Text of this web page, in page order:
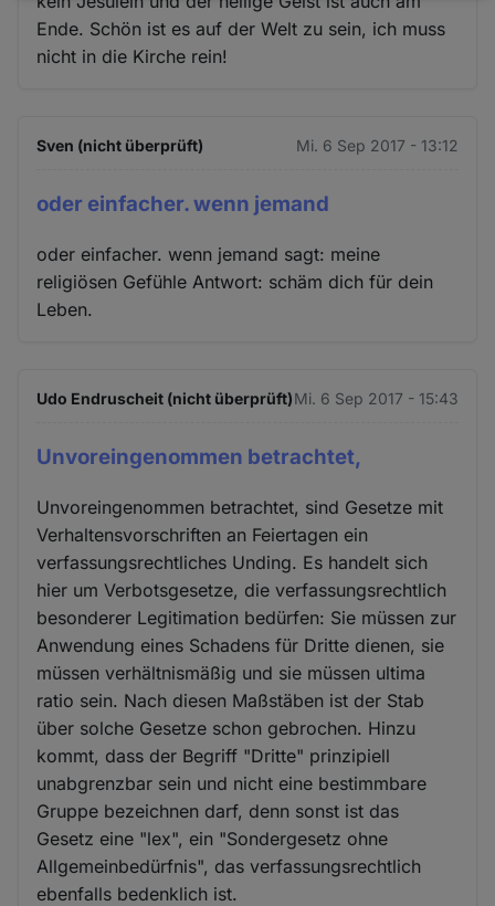
Ende. Schön ist es auf der Welt zu sein, ich muss
nicht in die Kirche rein!
Sven (nicht überprüft) Mi. 6 Sep 2017 - 13:12
oder einfacher. wenn jemand
oder einfacher. wenn jemand sagt: meine
religiösen Gefühle Antwort: schäm dich für dein
Leben.
Udo Endruscheit (nicht überprüft)Mi. 6 Sep 2017 - 15:43
Unvoreingenommen betrachtet,
Unvoreingenommen betrachtet, sind Gesetze mit
Verhaltensvorschriften an Feiertagen ein
verfassungsrechtliches Unding. Es handelt sich
hier um Verbotsgesetze, die verfassungsrechtlich
besonderer Legitimation bedürfen: Sie müssen zur
Anwendung eines Schadens für Dritte dienen, sie
müssen verhältnismäßig und sie müssen ultima
ratio sein. Nach diesen Maßstäben ist der Stab
über solche Gesetze schon gebrochen. Hinzu
kommt, dass der Begriff "Dritte" prinzipiell
unabgrenzbar sein und nicht eine bestimmbare
Gruppe bezeichnen darf, denn sonst ist das
Gesetz eine "lex", ein "Sondergesetz ohne
Allgemeinbedürfnis", das verfassungsrechtlich
ebenfalls bedenklich ist.
und
Cookies